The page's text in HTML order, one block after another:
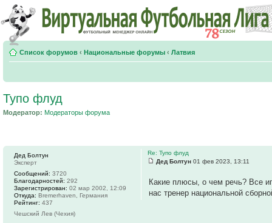
Список форумов ‹ Национальные форумы ‹ Латвия
Тупо флуд
Модератор: Модераторы форума
Re: Тупо флуд
Дед Болтун 01 фев 2023, 13:11
Какие плюсы, о чем речь? Все
нас тренер национальной
Дед Болтун
Эксперт
Сообщений: 3720
Благодарностей: 292
Зарегистрирован: 02 мар 2002, 12:09
Откуда: Bremerhaven, Германия
Рейтинг: 437
Чешский Лев (Чехия)